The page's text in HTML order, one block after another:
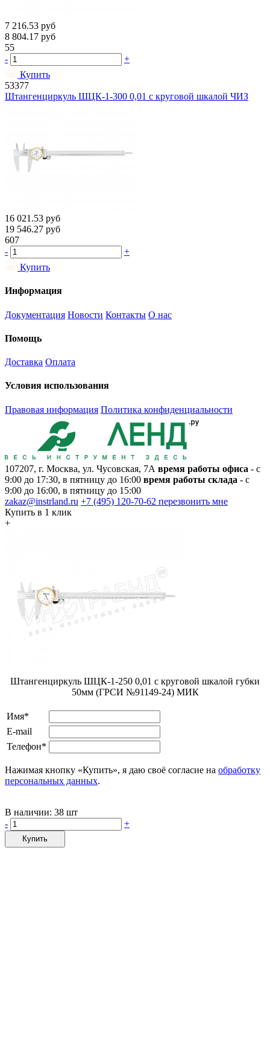
7 216.53 руб
8 804.17 руб
55
-
+
Купить
53377
Штангенциркуль ШЦК-1-300 0,01 с круговой шкалой ЧИЗ
16 021.53 руб
19 546.27 руб
607
-
+
Купить
Информация
Документация Новости Контакты О нас
Помощь
Доставка Оплата
Условия использования
Правовая информация Политика конфиденциальности
107207, г. Москва, ул. Чусовская, 7А время работы офиса - с
9:00 до 17:30, в пятницу до 16:00 время работы склада - с
9:00 до 16:00, в пятницу до 15:00
zakaz@instrland.ru +7 (495) 120-70-62 перезвонить мне
Купить в 1 клик
+
Штангенциркуль ШЦК-1-250 0,01 с круговой шкалой губки
50мм (ГРСИ №91149-24) МИК
Имя*
E-mail
Телефон*
Нажимая кнопку «Купить», я даю своё согласие на обработку
персональных данных.
В наличии: 38 шт
-
+
Купить